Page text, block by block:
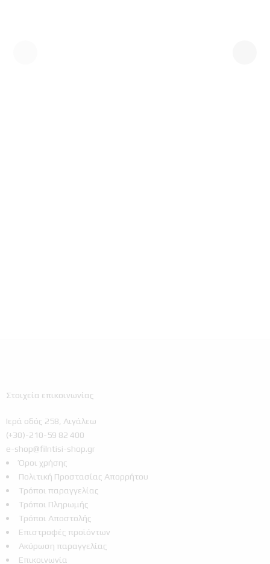
Στοιχεία επικοινωνίας
Ιερά οδός 258, Αιγάλεω
(+30)-210-59 82 400
e-shop@filntisi-shop.gr
Όροι χρήσης
Πολιτική Προστασίας Απορρήτου
Τρόποι παραγγελίας
Τρόποι Πληρωμής
Τρόποι Αποστολής
Επιστροφές προϊόντων
Ακύρωση παραγγελίας
Επικοινωνία